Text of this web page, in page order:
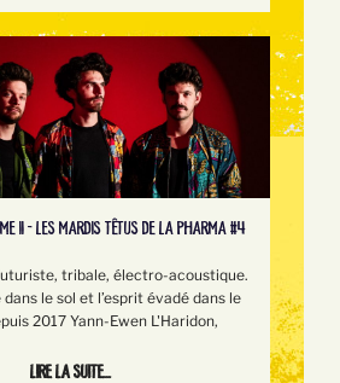
II - LES MARDIS TÊTUS DE LA PHARMA #4
tribale, électro-acoustique.
le sol et l’esprit évadé dans le
2017 Yann-Ewen L'Haridon,
Lire la suite...